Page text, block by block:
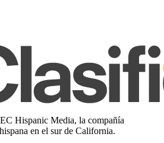
Hispanic Media, la compañía
en el sur de California.